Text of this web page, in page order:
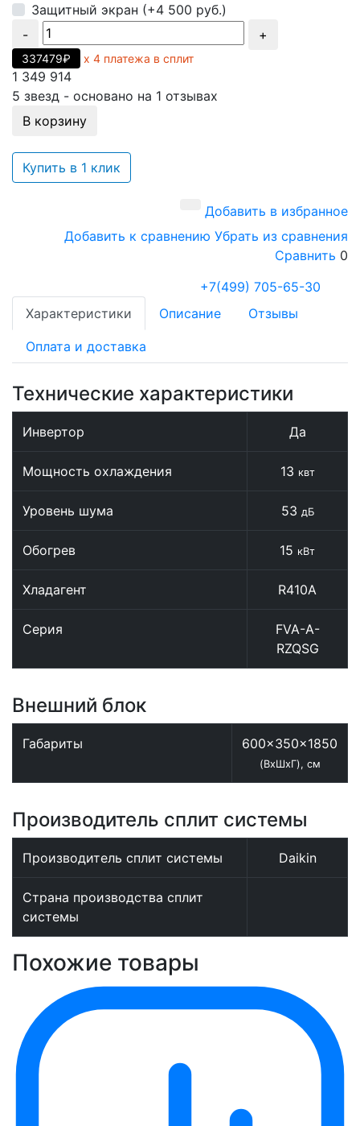
Защитный экран (+4 500 руб.)
-
+
337479₽ х 4 платежа в сплит
1 349 914
5 звезд - основано на 1 отзывах
В корзину
Купить в 1 клик
Добавить в избранное
Добавить к сравнению Убрать из сравнения
Сравнить 0
+7(499) 705-65-30
Характеристики
Описание Отзывы
Оплата и доставка
Технические характеристики
Инвертор Да
Мощность охлаждения 13 квт
Уровень шума 53 дБ
Обогрев 15 кВт
Хладагент R410A
Серия
FVA-A-
RZQSG
Внешний блок
Габариты 600x350x1850
(ВхШхГ), см
Производитель сплит системы
Производитель сплит системы Daikin
Страна производства сплит
системы
Похожие товары